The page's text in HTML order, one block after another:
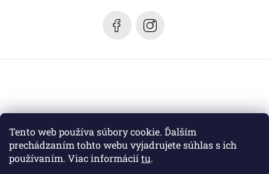
Tento web používa súbory cookie. Ďalším
prechádzaním tohto webu vyjadrujete súhlas s ich
používaním. Viac informáciítu.